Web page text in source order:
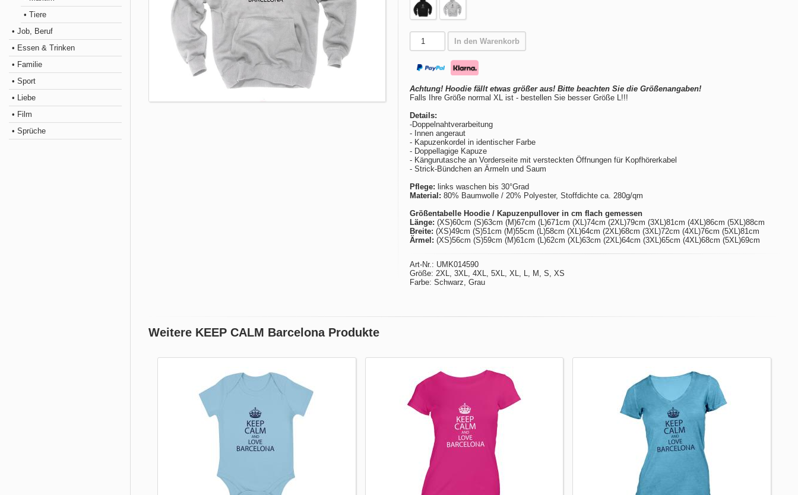
• Tiere
• Job, Beruf
• Essen & Trinken
• Familie
• Sport
• Liebe
• Film
• Sprüche
In den Warenkorb
Achtung! Hoodie fällt etwas größer aus! Bitte beachten Sie die Größenangaben!
Falls Ihre Größe normal XL ist - bestellen Sie besser Größe L!!!
Details:
-Doppelnahtverarbeitung
- Innen angeraut
- Kapuzenkordel in identischer Farbe
- Doppellagige Kapuze
- Kängurutasche an Vorderseite mit versteckten Öffnungen für Kopfhörerkabel
- Strick-Bündchen an Ärmeln und Saum
Pflege: links waschen bis 30°Grad
Material: 80% Baumwolle / 20% Polyester, Stoffdichte ca. 280g/qm
Größentabelle Hoodie / Kapuzenpullover in cm flach gemessen
Länge: (XS)60cm (S)63cm (M)67cm (L)671cm (XL)74cm (2XL)79cm (3XL)81cm (4XL)86cm (5XL)88cm
Breite: (XS)49cm (S)51cm (M)55cm (L)58cm (XL)64cm (2XL)68cm (3XL)72cm (4XL)76cm (5XL)81cm
Ärmel: (XS)56cm (S)59cm (M)61cm (L)62cm (XL)63cm (2XL)64cm (3XL)65cm (4XL)68cm (5XL)69cm
Art-Nr.: UMK014590
Größe: 2XL, 3XL, 4XL, 5XL, XL, L, M, S, XS
Farbe: Schwarz, Grau
Weitere KEEP CALM Barcelona Produkte